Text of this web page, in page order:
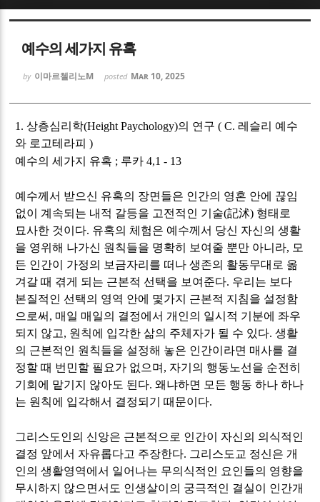
예수의 세가지 유혹
by 이마르첼리노M posted Mar 10, 2025
1.상층심리학(Height Paychology)의 연구( C. 레슬리 예수
와 로고테라피)
예수의 세가지 유혹 ; 루카4,1 - 13
예수께서 받으신 유혹의 장면들은 인간의 영혼 안에 끊임
없이 계속되는 내적 갈등을 고전적인 기술(記沭) 형태로
묘사한 것이다. 유혹의 체험은 예수께서 당신 자신의 생활
을 영위해 나가신 원칙들을 명확히 보여줄 뿐만 아니라, 모
든 인간이 가정의 보금자리를 떠나 생존의 활동무대로 옮
겨갈 때 겪게 되는 근본적 선택을 보여준다. 우리는 보다
본질적인 선택의 영역 안에 몇가지 근본적 지침을 설정함
으로써 , 매일 매일의 결정에서 개인의 일시적 기분에 좌우
되지 않고, 원칙에 입각한 삶의 주체자가 될 수 있다.생활
의 근본적인 원칙들을 설정해 놓은 인간이라면 매사를 결
정할 때 번민할 필요가 없으며 , 자기의 행동노선을 순전히
기회에 맡기지 않아도 된다.왜냐하면 모든 행동 하나 하나
는 원칙에 입각해서 결정되기 때문이다.
그리스도인의 신앙은 근본적으로 인간이 자신의 의식적인
결정 앞에서 자유롭다고 주장한다. 그리스도교 정신은 개
인의 생활영역에서 일어나는 무의식적인 요인들의 영향을
무시하지 않으면서도 인생살이의 궁극적인 결실이 인간개
Sketchbook5, 스케치북5
Sketchbook5, 스케치북5
Sketchbook5, 스케치북5
Sketchbook5, 스케치북5